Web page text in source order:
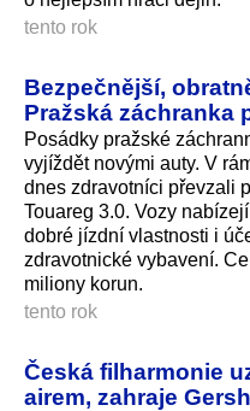
tento rok
Bezpečnější,
Pražská záchranka
Posádky pražské
vyjíždět novými auty. V
dnes zdravotníci převzali
Touareg 3.0. Vozy
dobré jízdní vlastnosti i
zdravotnické vybavení.
miliony korun.
tento rok
Česká filharmonie
airem, zahraje